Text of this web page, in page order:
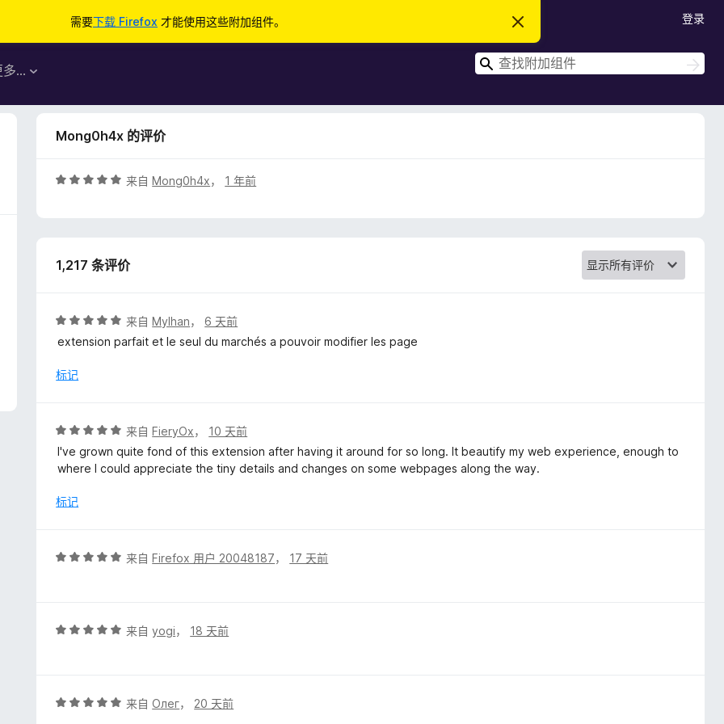
需要下载 Firefox 才能使用这些附加组件。
忽
此
通
知
多…
登录
搜
搜
索
Mong0h4x 的评价
评
来自Mong0h4x， 1 年前
1,217 条评价
评
分
/
来自Mylhan， 6 天前
extension parfait et le seul du marchés a pouvoir modifier les page
标记
评
分
5
5
来自FieryOx， 10 天前
I've grown quite fond of this extension after having it around for so long. It beautify my web experience, enough to
where I could appreciate the tiny details and changes on some webpages along the way.
标记
评
5
来自Firefox 用户 20048187， 17 天前
评
5
来自yogi， 18 天前
评
来自 Олег， 20 天前